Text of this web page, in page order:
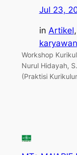
Jul 23,
in Artikel,
Workshop
Nurul Hidayah,
(Praktisi